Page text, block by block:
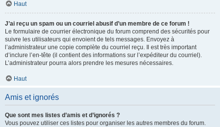
Haut
J’ai reçu un spam ou un courriel abusif d’un membre de ce forum !
Le formulaire de courrier électronique du forum comprend des sécurités pour
suivre les utilisateurs qui envoient de tels messages. Envoyez à
l’administrateur une copie complète du courriel reçu. Il est très important
d’inclure l’en-tête (il contient des informations sur l’expéditeur du courriel).
L’administrateur pourra alors prendre les mesures nécessaires.
Haut
Amis et ignorés
Que sont mes listes d’amis et d’ignorés ?
Vous pouvez utiliser ces listes pour organiser les autres membres du forum.